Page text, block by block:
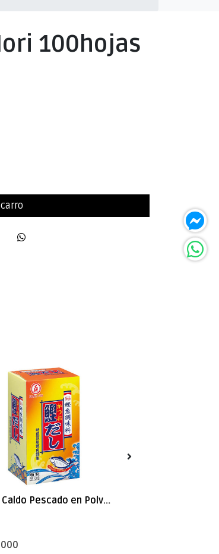
100hojas
Caja Caldo Pescado en Polvo (Hondashi) 160g x12